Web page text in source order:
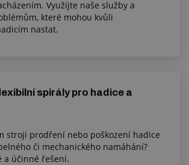
Využijte naše služby a
které mohou kvůli
nastat.
spirály pro hadice a
stroji prodření nebo poškození hadice
či mechanického namáhání?
a účinné řešení.